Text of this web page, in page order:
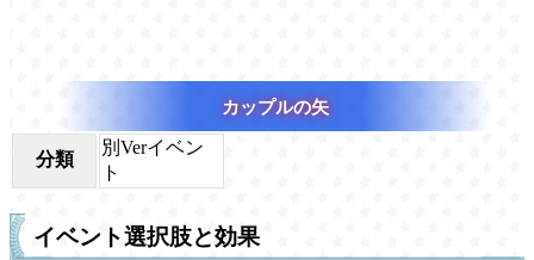
カップルの矢
分類
別Verイベン
ト
イベント選択肢と効果